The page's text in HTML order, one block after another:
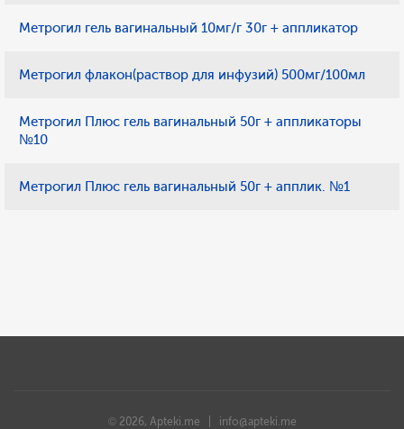
Метрогил гель вагинальный 10мг/г 30г + аппликатор
Метрогил флакон(раствор для инфузий) 500мг/100мл
Метрогил Плюс гель вагинальный 50г + аппликаторы
№10
Метрогил Плюс гель вагинальный 50г + апплик. №1
© 2026, Apteki.me | info@apteki.me